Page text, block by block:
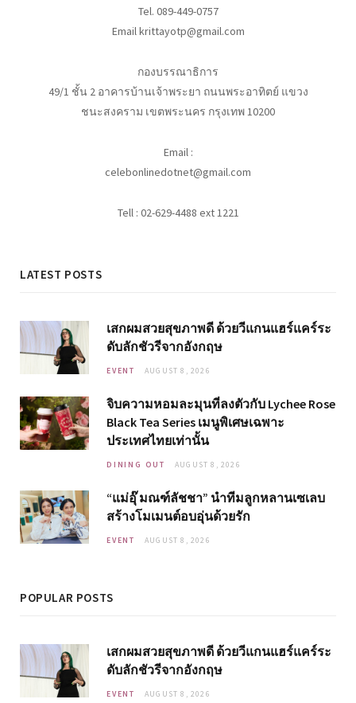
Tel. 089-449-0757
Email krittayotp@gmail.com
กองบรรณาธิการ
49/1 ชั้น 2 อาคารบ้านเจ้าพระยา ถนนพระอาทิตย์ แขวง
ชนะสงคราม เขตพระนคร กรุงเทพ 10200
Email :
celebonlinedotnet@gmail.com
Tell : 02-629-4488 ext 1221
LATEST POSTS
เสกผมสวยสุขภาพดี ด้วยวีแกนแฮร์แคร์ระ
ดับลักชัวรีจากอังกฤษ
EVENT AUGUST 8, 2026
จิบความหอมละมุนที่ลงตัวกับ Lychee Rose
Black Tea Series เมนูพิเศษเฉพาะ
ประเทศไทยเท่านั้น
DINING OUT AUGUST 8, 2026
“แม่อุ๊ มณฑ์ลัชชา” นำทีมลูกหลานเซเลบ
สร้างโมเมนต์อบอุ่นด้วยรัก
EVENT AUGUST 8, 2026
POPULAR POSTS
เสกผมสวยสุขภาพดี ด้วยวีแกนแฮร์แคร์ระ
ดับลักชัวรีจากอังกฤษ
EVENT AUGUST 8, 2026